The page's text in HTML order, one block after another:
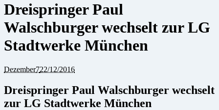
Dreispringer Paul
Walschburger wechselt zur LG
Stadtwerke München
Dezember722/12/2016
Dreispringer Paul Walschburger wechselt
zur LG Stadtwerke München